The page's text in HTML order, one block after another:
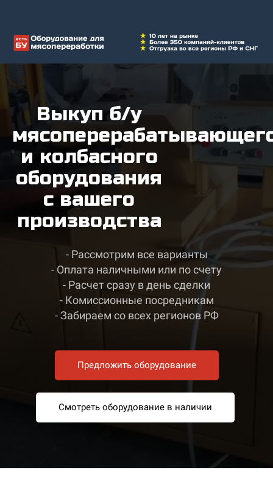
Выкуп б/у
и колбасного
оборудования
с вашего
производства
- Рассмотрим все варианты
- Оплата наличными или по счету
- Расчет сразу в день сделки
- Комиссионные посредникам
- Забираем со всех регионов РФ
Предложить оборудование
Смотреть оборудование в наличии